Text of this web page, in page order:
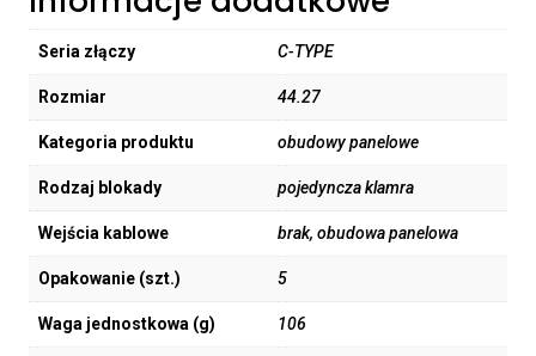
Seria złączy C-TYPE
Rozmiar 44.27
Kategoria produktu obudowy panelowe
Rodzaj blokady pojedyncza klamra
Wejścia kablowe brak, obudowa panelowa
Opakowanie (szt.) 5
Waga jednostkowa (g) 106